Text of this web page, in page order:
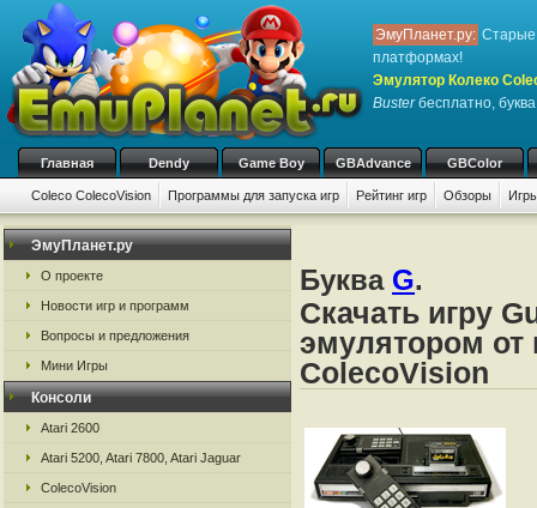
ЭмуПланет.ру: Старые
платформах!
Эмулятор Колеко
Busterбесплатно,
Главная Dendy Game Boy GBAdvance GBColor
Coleco ColecoVision Программы для запуска игр Рейтинг игр Обзоры
ЭмуПланет.ру
О проекте
Новости игр и программ
Вопросы и предложения
Мини Игры
Консоли
Atari 2600
Atari 5200, Atari 7800, Atari Jaguar
ColecoVision
Буква G.
Скачать игру
эмулятором от
ColecoVision